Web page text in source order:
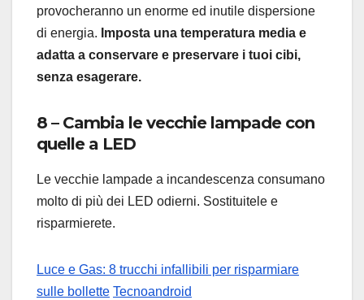
provocheranno un enorme ed inutile dispersione
di energia. Imposta una temperatura media e
adatta a conservare e preservare i tuoi cibi,
senza esagerare.
8 – Cambia le vecchie lampade con
quelle a LED
Le vecchie lampade a incandescenza consumano
molto di più dei LED odierni. Sostituitele e
risparmierete.
Luce e Gas: 8 trucchi infallibili per risparmiare
sulle bollette Tecnoandroid